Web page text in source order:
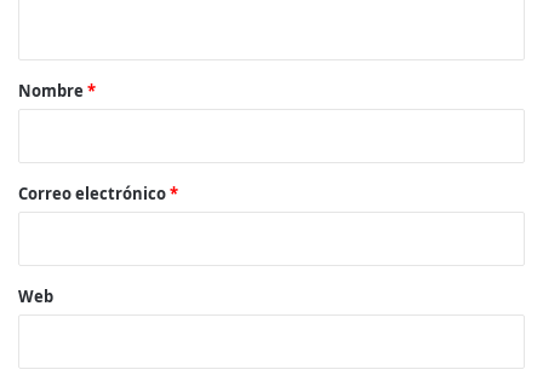
r
*
Nombre *
Correo electrónico*
Web